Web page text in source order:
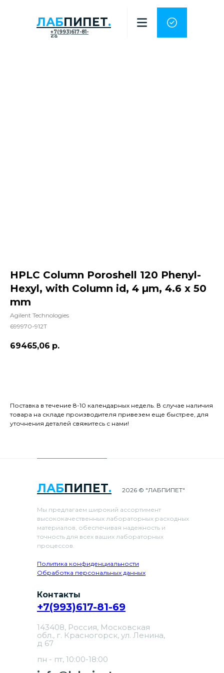
ЛАБПИПЕТ.
+7(993)617-81-
69
HPLC Column Poroshell 120 Phenyl-
Hexyl, with Column id, 4 µm, 4.6 x 50
mm
Agilent Technologies
699970-912T
69465,06 р.
Поставка в течение 8-10 календарных недель. В случае наличия
товара на складе производителя привезем еще быстрее, для
уточнения деталей свяжитесь с нами!
ЛАБПИПЕТ.
Мы предлагаем широкий ассортимент
высококачественных лабораторных расходных
материалов, обеспечивая надежность и
точность для всех ваших лабораторных
процессов.
Политика конфиденциальности
Обработка персональных данных
2026 © "ЛАБПИПЕТ"
Контакты
+7(993)617-81-69
143408, Россия, Московская
обл., г. Красногорск, ул. Ленина,
д 67
пн - пт, 10:00-18:00